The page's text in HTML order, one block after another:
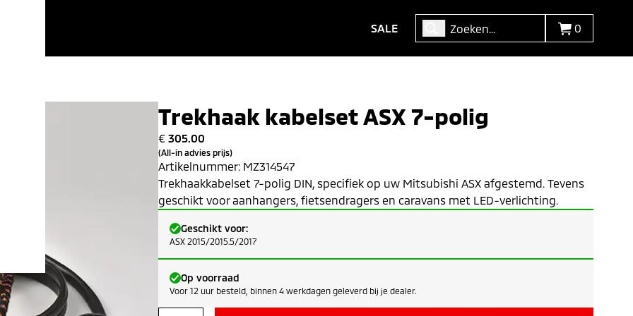
SALE 0
Trekhaak kabelset ASX 7-polig
€ 305.00
(All-in advies prijs)
Artikelnummer: MZ314547
Trekhaakkabelset 7-polig DIN, specifiek op uw Mitsubishi ASX afgestemd. Tevens
geschikt voor aanhangers, fietsendragers en caravans met LED-verlichting.
Geschikt voor:
ASX 2015/2015.5/2017
Op voorraad
Voor 12 uur besteld, binnen 4 werkdagen geleverd bij je dealer.